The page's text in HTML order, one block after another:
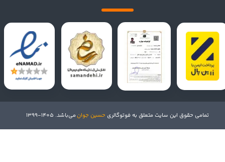
تمامی حقوق این سایت متعلق به فوتوگالری حسین جوانمی‌باشد. 1405-1399